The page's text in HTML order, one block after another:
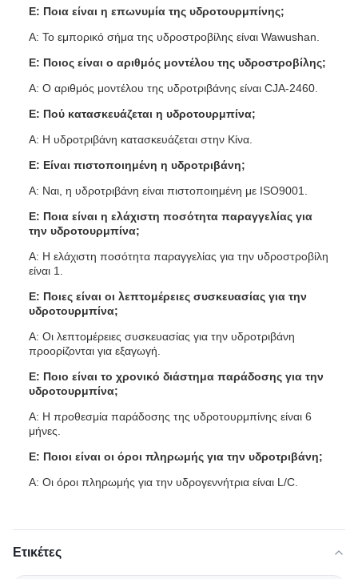
Ε: Ποια είναι η επωνυμία της υδροτουρμπίνης;
Α: Το εμπορικό σήμα της υδροστροβίλης είναι Wawushan.
Ε: Ποιος είναι ο αριθμός μοντέλου της υδροστροβίλης;
Α: Ο αριθμός μοντέλου της υδροτριβάνης είναι CJA-2460.
Ε: Πού κατασκευάζεται η υδροτουρμπίνα;
Α: Η υδροτριβάνη κατασκευάζεται στην Κίνα.
Ε: Είναι πιστοποιημένη η υδροτριβάνη;
Α: Ναι, η υδροτριβάνη είναι πιστοποιημένη με ISO9001.
Ε: Ποια είναι η ελάχιστη ποσότητα παραγγελίας για
την υδροτουρμπίνα;
Α: Η ελάχιστη ποσότητα παραγγελίας για την υδροστροβίλη
είναι 1.
Ε: Ποιες είναι οι λεπτομέρειες συσκευασίας για την
υδροτουρμπίνα;
Α: Οι λεπτομέρειες συσκευασίας για την υδροτριβάνη
προορίζονται για εξαγωγή.
Ε: Ποιο είναι το χρονικό διάστημα παράδοσης για την
υδροτουρμπίνα;
Α: Η προθεσμία παράδοσης της υδροτουρμπίνης είναι 6
μήνες.
Ε: Ποιοι είναι οι όροι πληρωμής για την υδροτριβάνη;
Α: Οι όροι πληρωμής για την υδρογεννήτρια είναι L/C.
Ετικέτες